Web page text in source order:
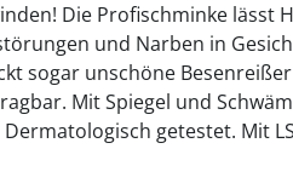
Die Profischminke lässt
und Narben in
sogar unschöne
Mit Spiegel und
getestet. Mit